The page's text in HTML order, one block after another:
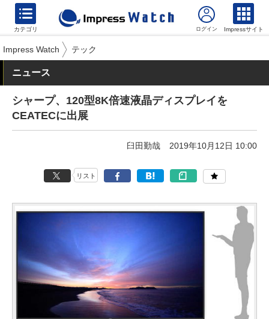
カテゴリ Impressサイト
Impress Watch テック
ニュース
シャープ、120型8K倍速液晶ディスプレイを
CEATECに出展
臼田勤哉 2019年10月12日 10:00
リスト